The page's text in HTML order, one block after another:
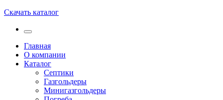
Скачать каталог
Главная
О компании
Каталог
Септики
Газгольдеры
Минигазгольдеры